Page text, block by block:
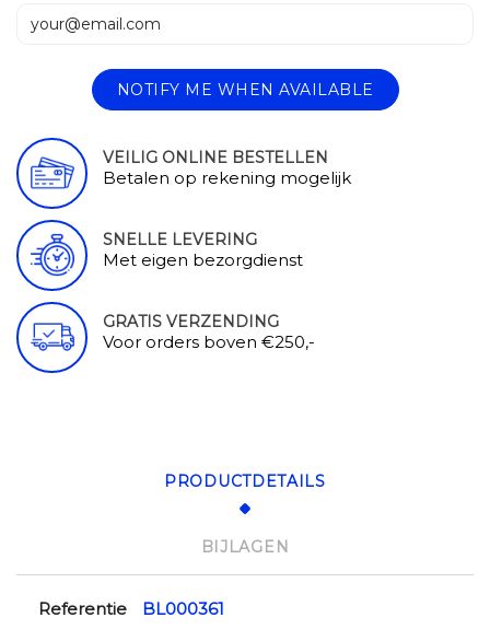
NOTIFY ME WHEN AVAILABLE
VEILIG ONLINE BESTELLEN
Betalen op rekening mogelijk
SNELLE LEVERING
Met eigen bezorgdienst
GRATIS VERZENDING
Voor orders boven €250,-
PRODUCTDETAILS
BIJLAGEN
Referentie
BL000361